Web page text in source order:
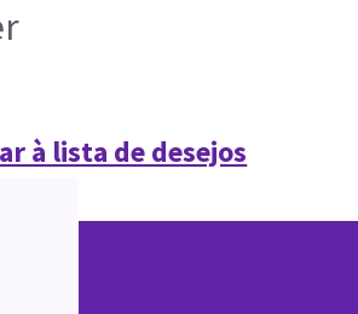
à lista de desejos